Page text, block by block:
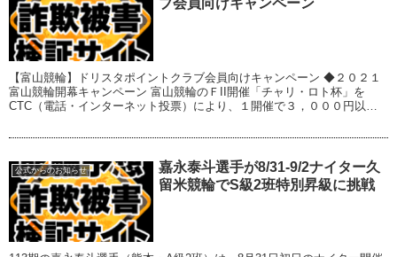
ブ会員向けキャンペーン
【富山競輪】ドリスタポイントクラブ会員向けキャンペーン ◆２０２１
富山競輪開幕キャンペーン 富山競輪のＦII開催「チャリ・ロト杯」を
CTC（電話・インターネット投票）により、１開催で３，０００円以上
公式からのお知らせ
嘉永泰斗選手が8/31-9/2ナイター久
留米競輪でS級2班特別昇級に挑戦